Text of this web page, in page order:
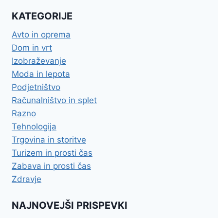
KATEGORIJE
Avto in oprema
Dom in vrt
Izobraževanje
Moda in lepota
Podjetništvo
Računalništvo in splet
Razno
Tehnologija
Trgovina in storitve
Turizem in prosti čas
Zabava in prosti čas
Zdravje
NAJNOVEJŠI PRISPEVKI